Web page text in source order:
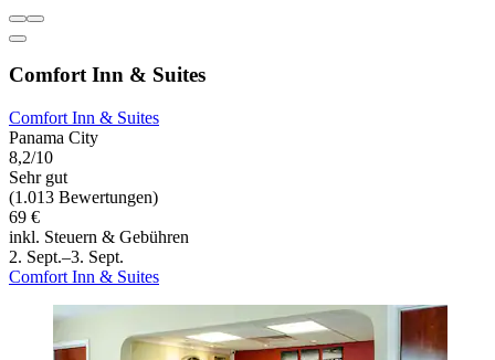
Comfort Inn & Suites
Comfort Inn & Suites
Panama City
8,2/10
Sehr gut
(1.013 Bewertungen)
69 €
inkl. Steuern & Gebühren
2. Sept.–3. Sept.
Comfort Inn & Suites